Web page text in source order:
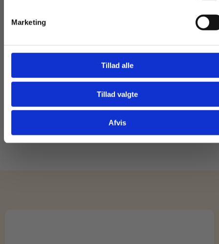
Marketing
Tillad alle
Tillad valgte
Afvis
Stavning 1b
Nanna Ebbesen
Fra
Fagpakke til
grundforløb
Pris
Gå til praxisOnline